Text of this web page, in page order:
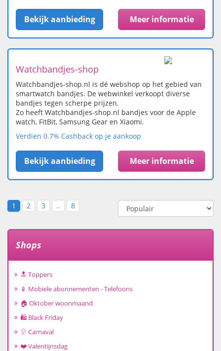
Bekijk aanbieding Meer informatie
Watchbandjes-shop
Watchbandjes-shop.nl is dé webshop op het gebied van
smartwatch bandjes. De webwinkel verkoopt diverse
bandjes tegen scherpe prijzen.
Zo heeft Watchbandjes-shop.nl bandjes voor de Apple
watch, FitBit, Samsung Gear en Xiaomi.
Verdien 0.7% Cashback op je aankoop
Bekijk aanbieding Meer informatie
1 2 3 .. 8
Shops
🔝 Toppers
📱 Mobiele abonnementen - Telefoons
🏠 Oktober woonmaand
🛍️ Black Friday
🎈 Carnaval
❤️ Valentijnsdag